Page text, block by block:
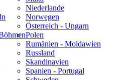
Niederlande
Norwegen
Österreich - Ungarn
Polen
Rumänien - Moldawien
Russland
Skandinavien
Spanien - Portugal